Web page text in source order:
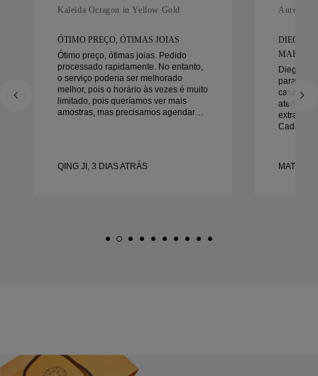
Kaleida Octagon in Yellow Gold
ÓTIMO PREÇO, ÓTIMAS JOIAS
Ótimo preço, ótimas joias. Pedido
processado rapidamente. No entanto,
o serviço poderia ser melhorado
melhor, pois o horário às vezes é muito
limitado, pois queríamos ver mais
amostras, mas precisamos agendar
QING JI, 3 DIAS ATRÁS
Aurelle in
DIEGO
Diego foi
para
atenção
Cada